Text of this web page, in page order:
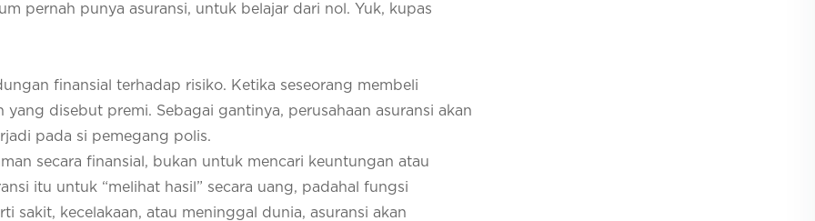
pernah punya asuransi, untuk belajar dari nol. Yuk, kupas
finansial terhadap risiko. Ketika seseorang membeli
disebut premi. Sebagai gantinya, perusahaan asuransi akan
pada si pemegang polis.
secara finansial, bukan untuk mencari keuntungan atau
itu untuk “melihat hasil” secara uang, padahal fungsi
sakit, kecelakaan, atau meninggal dunia, asuransi akan